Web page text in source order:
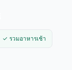
✓ รวมอาหารเช้า